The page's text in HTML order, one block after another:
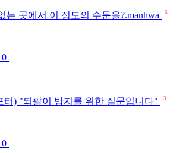
는 곳에서 이 정도의 수둔을?.manhwa +6
0 |
터) "되팔이 방지를 위한 질문입니다" +3
0 |